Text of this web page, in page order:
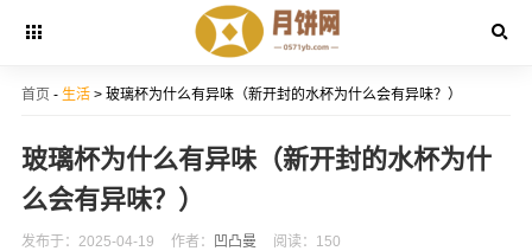
首页 - 生活> 玻璃杯为什么有异味（新开封的水杯为什么会有异味？）
玻璃杯为什么有异味（新开封的水杯为什
么会有异味？）
发布于：2025-04-19 作者： 凹凸曼 阅读：150